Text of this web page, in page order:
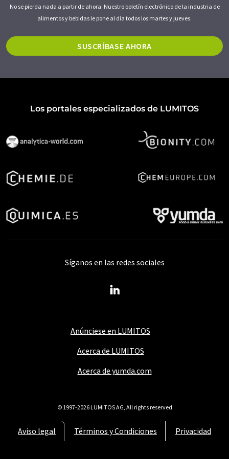
No se pierda nada a partir de ahora: Nuestro boletín electrónico de la industria de
alimentos y bebidas le pone al día todos los martes y jueves.
SUSCRÍBASE AHORA
Los portales especializados de LUMITOS
Anúnciese en LUMITOS
Acerca de LUMITOS
Acerca de yumda.com
Aviso legal Términos y Condiciones Privacidad
Síganos en las redes sociales
© 1997-2026 LUMITOS AG, All rights reserved